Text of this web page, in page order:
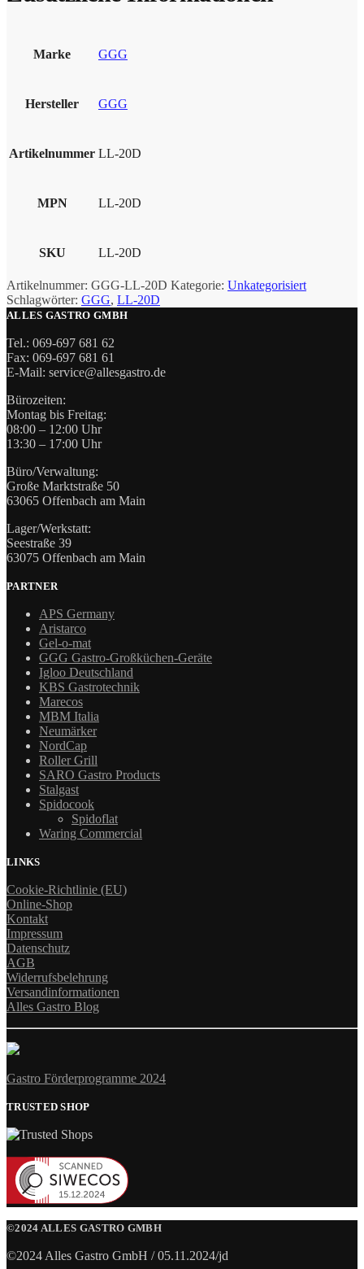
Marke GGG
Hersteller GGG
Artikelnummer LL-20D
MPN LL-20D
SKU LL-20D
Artikelnummer: GGG-LL-20D Kategorie: Unkategorisiert
Schlagwörter: GGG, LL-20D
ALLES GASTRO GMBH
Tel.: 069-697 681 62
Fax: 069-697 681 61
E-Mail: service@allesgastro.de
Bürozeiten:
Montag bis Freitag:
08:00 – 12:00 Uhr
13:30 – 17:00 Uhr
Büro/Verwaltung:
Große Marktstraße 50
63065 Offenbach am Main
Lager/Werkstatt:
Seestraße 39
63075 Offenbach am Main
PARTNER
APS Germany
Aristarco
Gel-o-mat
GGG Gastro-Großküchen-Geräte
Igloo Deutschland
KBS Gastrotechnik
Marecos
MBM Italia
Neumärker
NordCap
Roller Grill
SARO Gastro Products
Stalgast
Spidocook
Spidoflat
Waring Commercial
LINKS
Cookie-Richtlinie (EU)
Online-Shop
Kontakt
Impressum
Datenschutz
AGB
Widerrufsbelehrung
Versandinformationen
Alles Gastro Blog
Gastro Förderprogramme 2024
TRUSTED SHOP
©2024 ALLES GASTRO GMBH
©2024 Alles Gastro GmbH / 05.11.2024/jd